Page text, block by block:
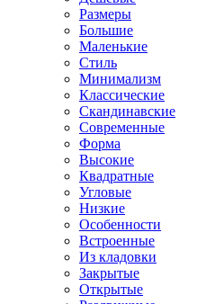
Размеры
Большие
Маленькие
Стиль
Минимализм
Классические
Скандинавские
Современные
Форма
Высокие
Квадратные
Угловые
Низкие
Особенности
Встроенные
Из кладовки
Закрытые
Открытые